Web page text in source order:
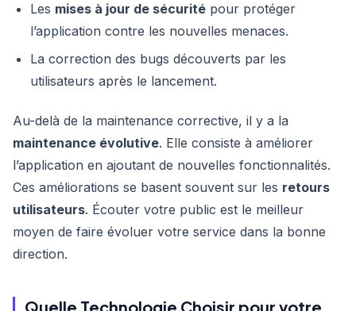
Les mises à jour de sécurité pour protéger
l’application contre les nouvelles menaces.
La correction des bugs découverts par les
utilisateurs après le lancement.
Au-delà de la maintenance corrective, il y a la
maintenance évolutive. Elle consiste à améliorer
l’application en ajoutant de nouvelles fonctionnalités.
Ces améliorations se basent souvent sur les retours
utilisateurs. Écouter votre public est le meilleur
moyen de faire évoluer votre service dans la bonne
direction.
Quelle Technologie Choisir pour votre